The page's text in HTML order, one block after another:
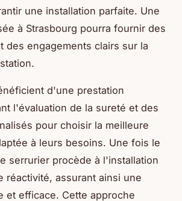
une installation parfaite. Une
à Strasbourg pourra fournir des
des engagements clairs sur la
d'une prestation
l'évaluation de la sureté et des
pour choisir la meilleure
à leurs besoins. Une fois le
serrurier procède à l'installation
réactivité, assurant ainsi une
et efficace. Cette approche